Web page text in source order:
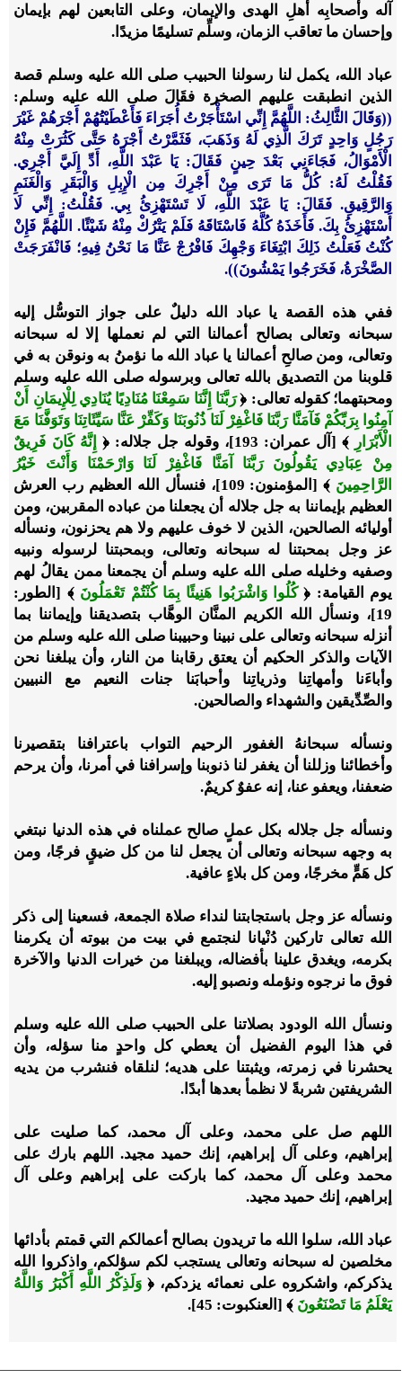
آله وأصحابِه أهلِ الهدى والإيمان، وعلى التابعين لهم بإيمان
وإحسان ما تعاقب الزمان، وسلِّم تسليمًا مزيدًا.
عباد الله، يكمل لنا رسولنا الحبيب صلى الله عليه وسلم قصة
الذين انطبقت عليهم الصخرة فقَالَ صلى الله عليه وسلم:
((وَقَالَ الثَّالِثُ: اللَّهُمَّ إِنِّي اسْتَأْجَرْتُ أُجَرَاءَ فَأَعْطَيْتُهُمْ أَجْرَهُمْ غَيْرَ
رَجُلٍ وَاحِدٍ تَرَكَ الَّذِي لَهُ وَذَهَبَ، فَثَمَّرْتُ أَجْرَهُ حَتَّى كَثُرَتْ مِنْهُ
الْأَمْوَالُ، فَجَاءَنِي بَعْدَ حِينٍ فَقَالَ: يَا عَبْدَ اللَّهِ، أَدِّ إِلَيَّ أَجْرِي.
فَقُلْتُ لَهُ: كُلُّ مَا تَرَى مِنْ أَجْرِكَ مِن الْإِبِلِ وَالْبَقَرِ وَالْغَنَمِ
وَالرَّقِيقِ. فَقَالَ: يَا عَبْدَ اللَّهِ، لَا تَسْتَهْزِئُ بِي. فَقُلْتُ: إِنِّي لَا
أَسْتَهْزِئُ بِكَ. فَأَخَذَهُ كُلَّهُ فَاسْتَاقَهُ فَلَمْ يَتْرُكْ مِنْهُ شَيْئًا. اللَّهُمَّ فَإِنْ
كُنْتُ فَعَلْتُ ذَلِكَ ابْتِغَاءَ وَجْهِكَ فَافْرُجْ عَنَّا مَا نَحْنُ فِيهِ؛ فَانْفَرَجَتْ
الصَّخْرَةُ، فَخَرَجُوا يَمْشُونَ)).
ففي هذه القصة يا عباد الله دليلٌ على جواز التوسُّل إليه
سبحانه وتعالى بصالح أعمالنا التي لم نعملها إلا له سبحانه
وتعالى، ومن صالحِ أعمالنا يا عباد الله ما نؤمنُ به ونوقن به في
قلوبنا من التصديق بالله تعالى وبرسوله صلى الله عليه وسلم
ومحبتهما؛ كقوله تعالى: ﴿رَبَّنَا إِنَّنَا سَمِعْنَا مُنَادِيًا يُنَادِي لِلْإِيمَانِ أَنْ
آمِنُوا بِرَبِّكُمْ فَآمَنَّا رَبَّنَا فَاغْفِرْ لَنَا ذُنُوبَنَا وَكَفِّرْ عَنَّا سَيِّئَاتِنَا وَتَوَفَّنَا مَعَ
الْأَبْرَارِ ﴾ [آل عمران: 193]، وقوله جل جلاله: ﴿
إِنَّهُ كَانَ فَرِيقٌ
مِنْ عِبَادِي يَقُولُونَ رَبَّنَا آمَنَّا فَاغْفِرْ لَنَا وَارْحَمْنَا وَأَنْتَ خَيْرُ
الرَّاحِمِينَ
﴾ [المؤمنون: 109]، فنسأل الله العظيم رب العرش
العظيم بإيماننا به جل جلاله أن يجعلنا من عباده المقربين، ومن
أوليائه الصالحين، الذين لا خوف عليهم ولا هم يحزنون، ونسأله
عز وجل بمحبتنا له سبحانه وتعالى، وبمحبتنا لرسوله ونبيه
وصفيه وخليله صلى الله عليه وسلم أن يجمعنا ممن يقالُ لهم
يوم القيامة: ﴿كُلُوا وَاشْرَبُوا هَنِيئًا بِمَا كُنْتُمْ تَعْمَلُونَ ﴾ [الطور:
19]، ونسأل الله الكريم المنَّان الوهَّاب بتصديقنا وإيماننا بما
أنزله سبحانه وتعالى على نبينا وحبيبنا صلى الله عليه وسلم من
الآيات والذكر الحكيم أن يعتق رقابنا من النار، وأن يبلغنا نحن
وأباءَنا وأمهاتِنا وذرياتِنا وأحبابَنا جنات النعيم مع النبيين
والصِّدِّيقين والشهداء والصالحين.
ونسأله سبحانهُ الغفور الرحيم التواب باعترافنا بتقصيرنا
وأخطائنا وزللنا أن يغفر لنا ذنوبنا وإسرافنا في أمرنا، وأن يرحم
ضعفنا، ويعفو عنا، إنه عفوٌ كريمٌ.
ونسأله جل جلاله بكل عملٍ صالح عملناه في هذه الدنيا نبتغي
به وجهه سبحانه وتعالى أن يجعل لنا من كل ضيقٍ فرجًا، ومن
كل هَمٍّ مخرجًا، ومن كل بلاءٍ عافية.
ونسأله عز وجل باستجابتنا لنداء صلاة الجمعة، فسعينا إلى ذكر
الله تعالى تاركين دُنْيانا لنجتمع في بيت من بيوته أن يكرمنا
بكرمه، ويغدق علينا بأفضاله، ويبلغنا من خيرات الدنيا والآخرة
فوق ما نرجوه ونؤمله ونصبو إليه.
ونسأل الله الودود بصلاتنا على الحبيب صلى الله عليه وسلم
في هذا اليوم الفضيل أن يعطي كل واحدٍ منا سؤله، وأن
يحشرنا في زمرته، ويثبتنا على هديه؛ لنلقاه فنشرب من يديه
الشريفتين شربةً لا نظمأ بعدها أبدًا.
اللهم صل على محمد، وعلى آل محمد، كما صليت على
إبراهيم، وعلى آل إبراهيم، إنك حميد مجيد. اللهم بارك على
محمد وعلى آل محمد، كما باركت على إبراهيم وعلى آل
إبراهيم، إنك حميد مجيد.
عباد الله، سلوا الله ما تريدون بصالح أعمالكم التي قمتم بأدائها
مخلصين له سبحانه وتعالى يستجب لكم سؤلكم، واذكروا الله
يذكركم، واشكروه على نعمائه يزدكم، ﴿وَلَذِكْرُ اللَّهِ أَكْبَرُ وَاللَّهُ
يَعْلَمُ مَا تَصْنَعُونَ ﴾ [العنكبوت: 45].